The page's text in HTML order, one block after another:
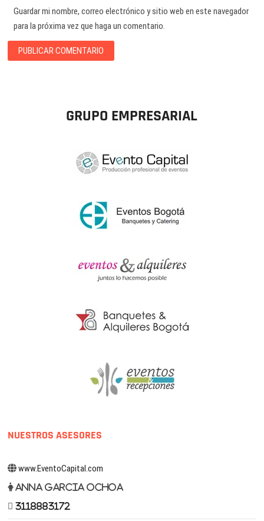
Guardar mi nombre, correo electrónico y sitio web en este navegador
para la próxima vez que haga un comentario.
GRUPO EMPRESARIAL
NUESTROS ASESORES
www.EventoCapital.com
Anna Garcia Ochoa
3118883172